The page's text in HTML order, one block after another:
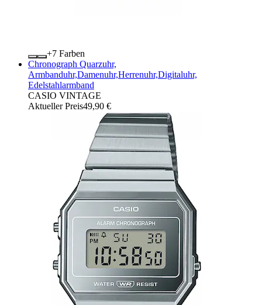
+
Farben
Chronograph Quarzuhr,
Armbanduhr,Damenuhr,Herrenuhr,Digitaluhr,
Edelstahlarmband
CASIO VINTAGE
Aktueller Preis49,90 €